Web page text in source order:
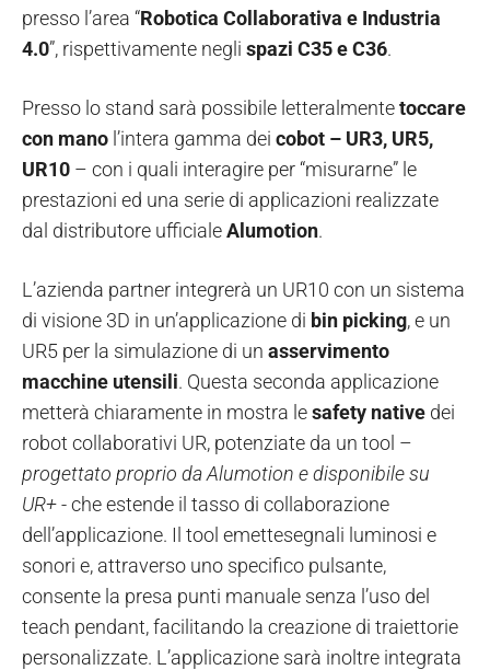
presso l’area “Robotica Collaborativa e Industria
4.0”, rispettivamente negli spazi C35 e C36.
Presso lo stand sarà possibile letteralmentetoccare
con mano l’intera gamma dei cobot – UR3, UR5,
UR10 – con i quali interagire per “misurarne” le
prestazioni ed una serie di applicazioni realizzate
dal distributore ufficialeAlumotion.
L’azienda partner integrerà un UR10 con un sistema
di visione 3D in un’applicazione di bin picking, e un
UR5 per la simulazione di un asservimento
macchine utensili. Questa seconda applicazione
metterà chiaramente in mostra lesafety native dei
robot collaborativi UR, potenziate da un tool –
progettato proprio da Alumotion e disponibile su
UR+- che estende il tasso di collaborazione
dell’applicazione. Il tool emettesegnali luminosi e
sonori e, attraverso uno specifico pulsante,
consente la presa punti manuale senza l’uso del
teach pendant, facilitando la creazione di traiettorie
personalizzate. L’applicazione sarà inoltre integrata